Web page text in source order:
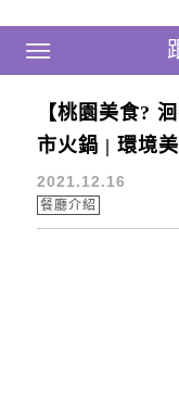
跟著瑪
Main Menu
洄饗極の
【桃園美食?
市火鍋 | 環境
2021.12.16
餐廳介紹